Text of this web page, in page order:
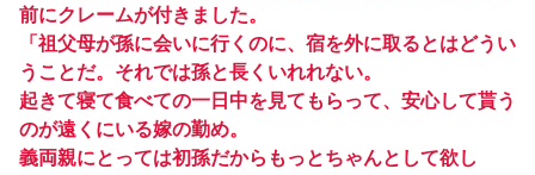
前にクレームが付きました。
「祖父母が孫に会いに行くのに、宿を外に取るとはどうい
うことだ。それでは孫と長くいれれない。
起きて寝て食べての一日中を見てもらって、安心して貰う
のが遠くにいる嫁の勤め。
義両親にとっては初孫だからもっとちゃんとして欲し